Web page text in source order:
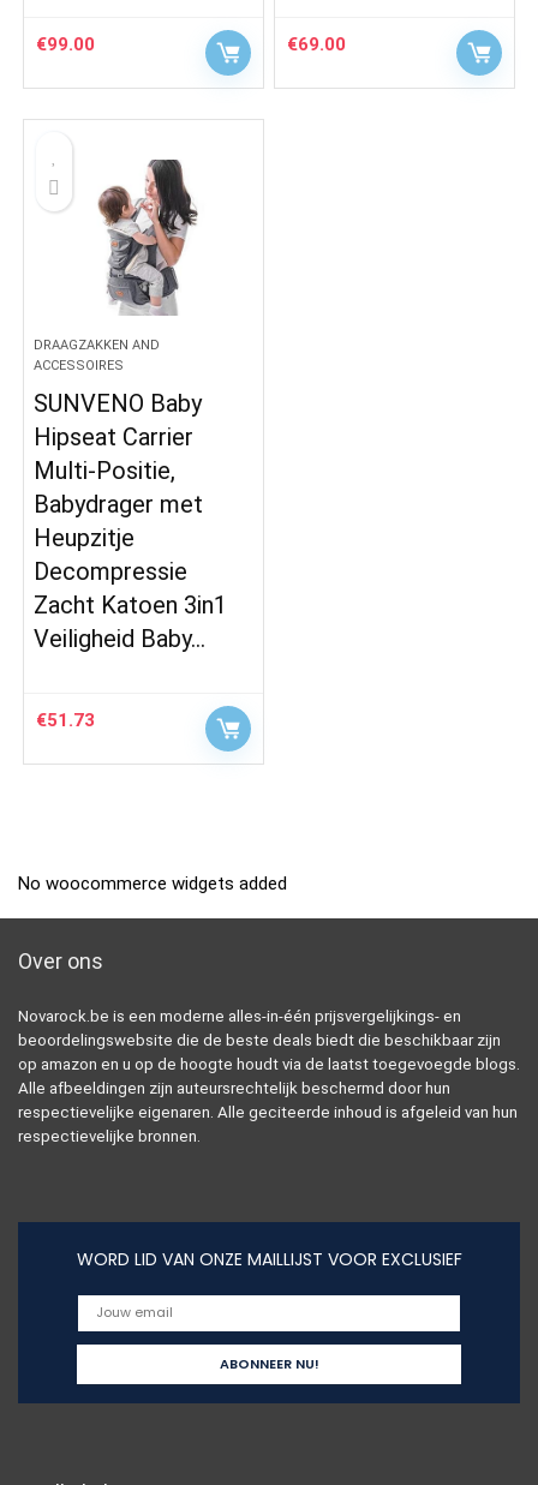
€99.00 €69.00
DRAAGZAKKEN AND
ACCESSOIRES
SUNVENO Baby
Hipseat Carrier
Multi-Positie,
Babydrager met
Heupzitje
Decompressie
Zacht Katoen 3in1
Veiligheid Baby…
€51.73
No woocommerce widgets added
Over ons
Novarock.be is een moderne alles-in-één prijsvergelijkings- en
beoordelingswebsite die de beste deals biedt die beschikbaar zijn
op amazon en u op de hoogte houdt via de laatst toegevoegde blogs.
Alle afbeeldingen zijn auteursrechtelijk beschermd door hun
respectievelijke eigenaren. Alle geciteerde inhoud is afgeleid van hun
respectievelijke bronnen.
WORD LID VAN ONZE MAILLIJST VOOR EXCLUSIEF